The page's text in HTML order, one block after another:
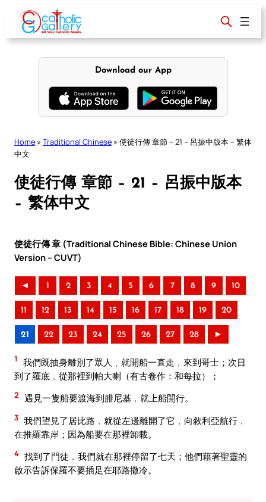
content
Download our App
Home » Traditional Chinese » 使徒行傳 章節 – 21 – 呂振中版本 – 繁体
中文
使徒行傳 章節 – 21 – 呂振中版本
– 繁体中文
使徒行傳 章 (Traditional Chinese Bible: Chinese Union
Version – CUVT)
◄ 1 2 3 4 5 6 7 8 9 10
11 12 13 14 15 16 17 18 19 20
21 22 23 24 25 26 27 28 ►
1
我們既抽身離別了眾人﹑就開船一直走﹐來到哥士；次日
到了羅底﹐從那裡到帕大喇（有古卷作：和每拉）；
2 遇見一隻船要渡海到腓尼基﹐就上船開行。
3 我們望見了居比路﹐就從左邊離開了它﹐向敘利亞航行﹐
在推羅靠岸；因為船要在那裡卸載。
4 找到了門徒﹐我們就在那裡停留了七天；他們藉著聖靈的
啟示告訴保羅不要插足在耶路撒冷。